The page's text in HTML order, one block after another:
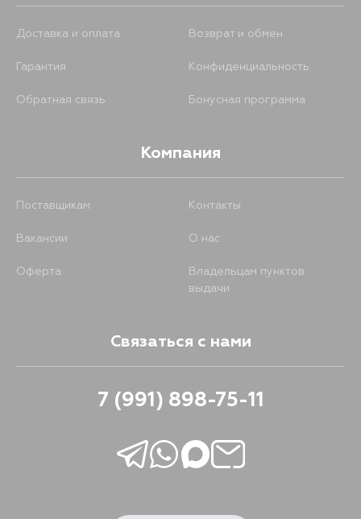
Доставка и оплата Возврат и обмен
Гарантия Конфиденциальность
Обратная связь Бонусная программа
Компания
Поставщикам Контакты
Вакансии О нас
Оферта
Владельцам пунктов
выдачи
Связаться с нами
7 (991) 898-75-11